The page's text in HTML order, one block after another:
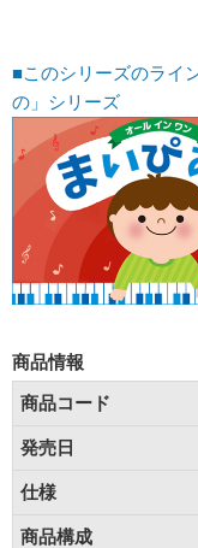
■このシリーズのラ
の」シリーズ
商品情報
商品コード
発売日
仕様
商品構成